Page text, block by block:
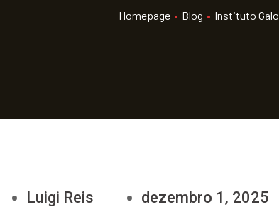
Homepage • Blog • Instituto Galo
Luigi Reis dezembro 1, 2025